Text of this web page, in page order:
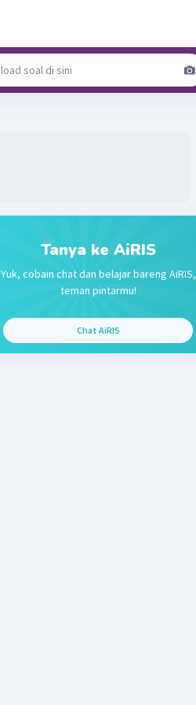
Tanya ke AiRIS
Yuk, cobain chat dan belajar bareng AiRIS,
teman pintarmu!
Chat AiRIS